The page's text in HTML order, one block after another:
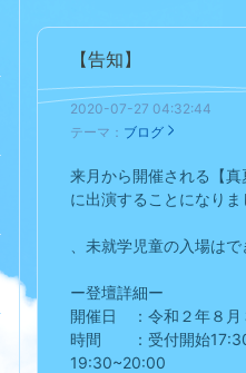
【告知】
2020-07-27 04:32:44
テーマ： ブログ
来月から開催される【真
に出演することになりま
、未就学児童の入場はで
ー登壇詳細ー
開催日 ：令和２年８
時間 ：受付開始
19:30~20:00